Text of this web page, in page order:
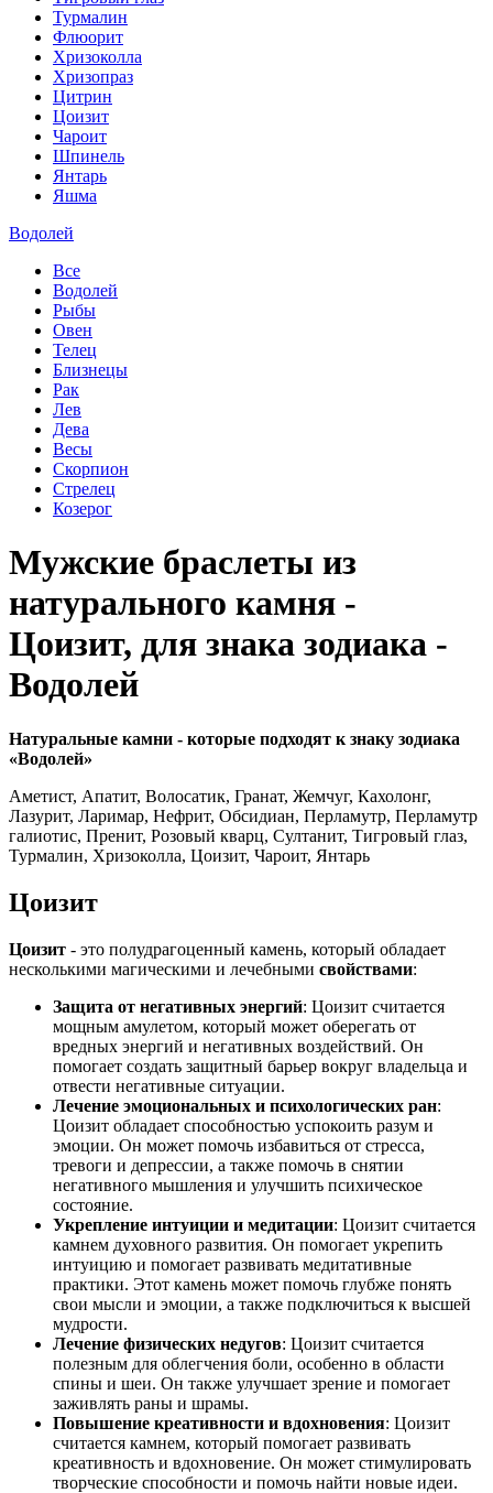
Турмалин
Флюорит
Хризоколла
Хризопраз
Цитрин
Цоизит
Чароит
Шпинель
Янтарь
Яшма
Водолей
Все
Водолей
Рыбы
Овен
Телец
Близнецы
Рак
Лев
Дева
Весы
Скорпион
Стрелец
Козерог
Мужские браслеты из
натурального камня -
Цоизит, для знака зодиака -
Водолей
Натуральные камни - которые подходят к знаку зодиака
«Водолей»
Аметист, Апатит, Волосатик, Гранат, Жемчуг, Кахолонг,
Лазурит, Ларимар, Нефрит, Обсидиан, Перламутр, Перламутр
галиотис, Пренит, Розовый кварц, Султанит, Тигровый глаз,
Турмалин, Хризоколла, Цоизит, Чароит, Янтарь
Цоизит
Цоизит - это полудрагоценный камень, который обладает
несколькими магическими и лечебными свойствами:
Защита от негативных энергий: Цоизит считается
мощным амулетом, который может оберегать от
вредных энергий и негативных воздействий. Он
помогает создать защитный барьер вокруг владельца и
отвести негативные ситуации.
Лечение эмоциональных и психологических ран:
Цоизит обладает способностью успокоить разум и
эмоции. Он может помочь избавиться от стресса,
тревоги и депрессии, а также помочь в снятии
негативного мышления и улучшить психическое
состояние.
Укрепление интуиции и медитации: Цоизит считается
камнем духовного развития. Он помогает укрепить
интуицию и помогает развивать медитативные
практики. Этот камень может помочь глубже понять
свои мысли и эмоции, а также подключиться к высшей
мудрости.
Лечение физических недугов: Цоизит считается
полезным для облегчения боли, особенно в области
спины и шеи. Он также улучшает зрение и помогает
заживлять раны и шрамы.
Повышение креативности и вдохновения: Цоизит
считается камнем, который помогает развивать
креативность и вдохновение. Он может стимулировать
творческие способности и помочь найти новые идеи.